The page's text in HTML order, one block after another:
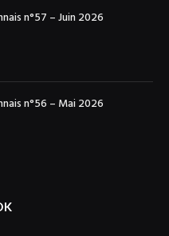
n°57 – Juin 2026
n°56 – Mai 2026